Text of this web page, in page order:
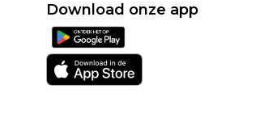
Download onze app